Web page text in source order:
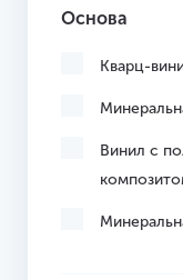
Основа
Кварц-
Винил с